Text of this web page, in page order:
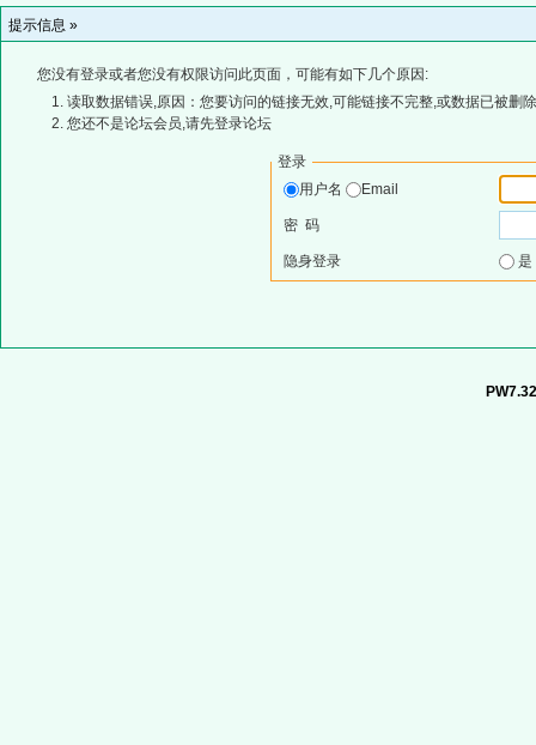
提示信息 »
您没有登录或者您没有权限访问此页面，可能有如下几个原因:
读取数据错误,原因：您要访问的链接无效,可能链接不完整,或数据已被删
您还不是论坛会员,请先登录论坛
登录
用户名
Email
密 码
隐身登录